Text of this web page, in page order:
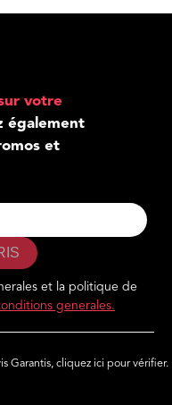
votre
également
et
et la politique de
generales.
Garantis, cliquez ici pour vérifier.